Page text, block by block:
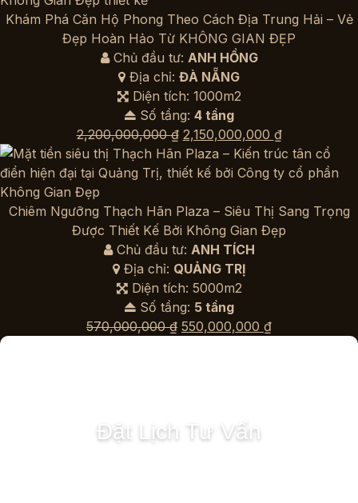
4,200,000 ₫.là:
4,150,000 ₫.
Khám Phá Căn Hộ Phong Theo Cách Địa Trung Hải – Vẻ
Đẹp Hoàn Hảo Từ KHÔNG GIAN ĐẸP
Chủ đầu tư: ANH HỒNG
Địa chỉ: ĐÀ NẴNG
Diện tích: 1000m2
Số tầng: 4 tầng
2,200,000,000₫ Giá
gốc
là:
2,150,000,000 ₫Giá
hiện
tại
Chiêm Ngưỡng Thạch Hãn Plaza – Siêu Thị Sang Trọng
Được Thiết Kế Bởi Không Gian Đẹp
Chủ đầu tư: ANH TÍCH
Địa chỉ: QUẢNG TRỊ
Diện tích: 5000m2
Số tầng: 5 tầng
570,000,000₫ Giá
550,000,000 ₫Giá
Đặt Lịch Tư Vấn